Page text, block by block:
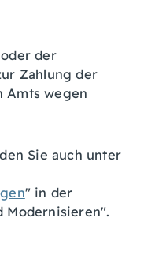
der
Zahlung der
Amts wegen
Sie auch unter
" in der
Modernisieren".